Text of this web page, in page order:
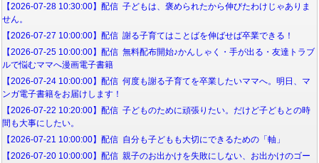
【2026-07-28 10:30:00】配信 子どもは、褒められたから伸びたわけじゃありま
せん。
【2026-07-27 10:00:00】配信 謝る子育てはことばを伸ばせば卒業できる！
【2026-07-25 10:00:00】配信 無料配布開始♪かんしゃく・手が出る・友達トラブ
ルで悩むママへ漫画電子書籍
【2026-07-24 10:00:00】配信 何度も謝る子育てを卒業したいママへ。明日、マ
ンガ電子書籍をお届けします！
【2026-07-22 10:20:00】配信 子どものために頑張りたい。だけど子どもとの時
間も大事にしたい。
【2026-07-21 10:00:00】配信 自分も子どもも大切にできるための「軸」
【2026-07-20 10:00:00】配信 親子のお出かけを失敗にしない、お出かけのゴー